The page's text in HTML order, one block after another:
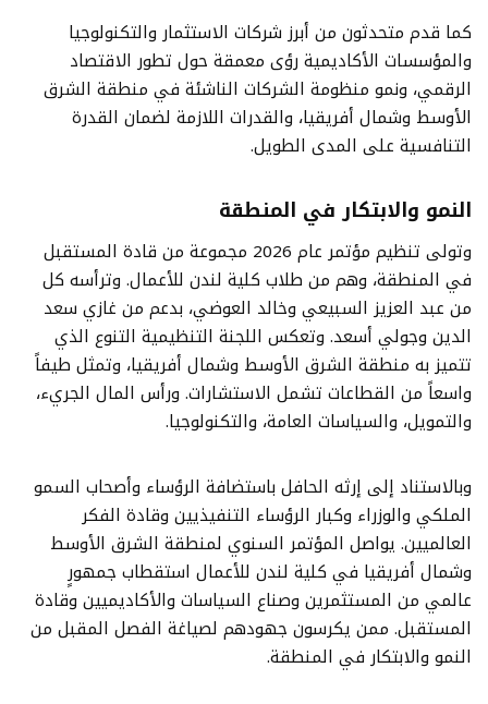
كما قدم متحدثون من أبرز شركات الاستثمار والتكنولوجيا
والمؤسسات الأكاديمية رؤى معمقة حول تطور الاقتصاد
الرقمي، ونمو منظومة الشركات الناشئة في منطقة الشرق
الأوسط وشمال أفريقيا، والقدرات اللازمة لضمان القدرة
التنافسية على المدى الطويل.
النمو والابتكار في المنطقة
وتولى تنظيم مؤتمر عام 2026 مجموعة من قادة المستقبل
في المنطقة، وهم من طلاب كلية لندن للأعمال. وترأسه كل
من عبد العزيز السبيعي وخالد العوضي، بدعم من غازي سعد
الدين وجولي أسعد. وتعكس اللجنة التنظيمية التنوع الذي
تتميز به منطقة الشرق الأوسط وشمال أفريقيا، وتمثل طيفاً
واسعاً من القطاعات تشمل الاستشارات. ورأس المال الجريء،
والتمويل، والسياسات العامة، والتكنولوجيا.
وبالاستناد إلى إرثه الحافل باستضافة الرؤساء وأصحاب السمو
الملكي والوزراء وكبار الرؤساء التنفيذيين وقادة الفكر
العالميين. يواصل المؤتمر السنوي لمنطقة الشرق الأوسط
وشمال أفريقيا في كلية لندن للأعمال استقطاب جمهورٍ
عالمي من المستثمرين وصناع السياسات والأكاديميين وقادة
المستقبل. ممن يكرسون جهودهم لصياغة الفصل المقبل من
النمو والابتكار في المنطقة.